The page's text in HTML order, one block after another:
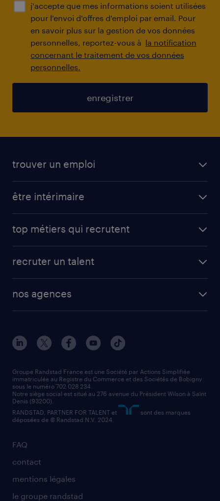
j'accepte que mes informations soient utilisées
pour l'envoi d'offres d'emploi par email. Pour
en savoir plus sur la gestion de vos données
personnelles, reportez-vous à la notification
concernant le traitement de vos données
personnelles.
enregistrer
trouver un emploi
créer un compte candidat
être intérimaire
app talent / portail web
top métiers qui recrutent
manutentionnaire
assistant administratif
comptable
recruter un talent
solutions opérationnelles
contact entreprise
faq intérim / recrutement
nos agences
nos agences par ville
nos agences par région
nos cabinets de recrutement
FAQ
contact
mentions légales
le groupe randstad
Groupe Randstad France est une Société par Actions Simplifiée
immatriculée au Registre du Commerce et des Sociétés de Bobigny
sous le numéro 702 028 234.
Notre siège social est situé au 276 avenue du Président Wilson à Saint
Denis (93200).
RANDSTAD, PARTNER FOR TALENT et
sont des marques
déposées de © Randstad N.V. 2024.